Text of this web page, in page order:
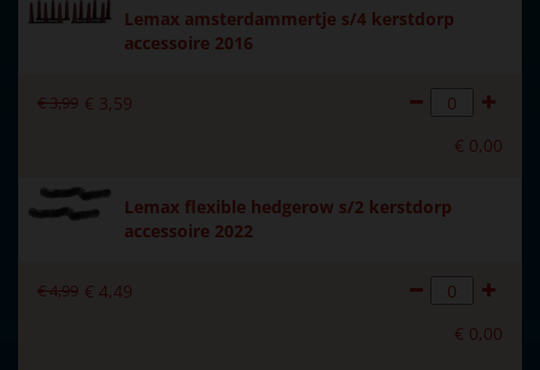
Lemax amsterdammertje s/4 kerstdorp
accessoire 2016
€3,99 € 3,59
€ 0,00
Lemax flexible hedgerow s/2 kerstdorp
accessoire 2022
€4,99 € 4,49
€ 0,00